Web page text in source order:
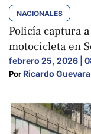
NACIONALES
Policía captura
motocicleta en
febrero 25, 2026 |
Por Ricardo Guevara